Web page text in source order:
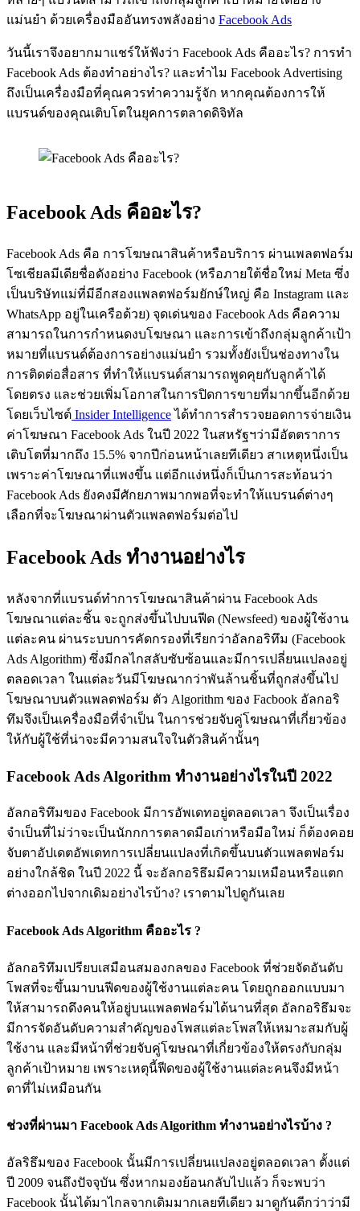
แม่นยำ ด้วยเครื่องมืออันทรงพลังอย่าง Facebook Ads
วันนี้เราจึงอยากมาแชร์ให้ฟังว่า Facebook Ads คืออะไร? การทำ
Facebook Ads ต้องทำอย่างไร? และทำไม Facebook Advertising
ถึงเป็นเครื่องมือที่คุณควรทำความรู้จัก หากคุณต้องการให้
แบรนด์ของคุณเติบโตในยุคการตลาดดิจิทัล
Facebook Ads คืออะไร?
Facebook Ads คือ การโฆษณาสินค้าหรือบริการ ผ่านเพลตฟอร์ม
โซเชียลมีเดียชื่อดังอย่าง Facebook (หรือภายใต้ชื่อใหม่ Meta ซึ่ง
เป็นบริษัทแม่ที่มีอีกสองแพลตฟอร์มยักษ์ใหญ่ คือ Instagram และ
WhatsApp อยู่ในเครือด้วย) จุดเด่นของ Facebook Ads คือความ
สามารถในการกำหนดงบโฆษณา และการเข้าถึงกลุ่มลูกค้าเป้า
หมายที่แบรนด์ต้องการอย่างแม่นยำ รวมทั้งยังเป็นช่องทางใน
การติดต่อสื่อสาร ที่ทำให้แบรนด์สามารถพูดคุยกับลูกค้าได้
โดยตรง และช่วยเพิ่มโอกาสในการปิดการขายที่มากขึ้นอีกด้วย
โดยเว็บไซต์ Insider Intelligenceได้ทำการสำรวจยอดการจ่ายเงิน
ค่าโฆษณา Facebook Ads ในปี 2022 ในสหรัฐฯว่ามีอัตตราการ
เติบโตที่มากถึง 15.5% จากปีก่อนหน้าเลยทีเดียว สาเหตุหนึ่งเป็น
เพราะค่าโฆษณาที่แพงขึ้น แต่อีกแง่หนึ่งก็เป็นการสะท้อนว่า
Facebook Ads ยังคงมีศักยภาพมากพอที่จะทำให้แบรนด์ต่างๆ
เลือกที่จะโฆษณาผ่านตัวแพลตฟอร์มต่อไป
Facebook Ads ทำงานอย่างไร
หลังจากที่แบรนด์ทำการโฆษณาสินค้าผ่าน Facebook Ads
โฆษณาแต่ละชิ้น จะถูกส่งขึ้นไปบนฟีด (Newsfeed) ของผู้ใช้งาน
แต่ละคน ผ่านระบบการคัดกรองที่เรียกว่าอัลกอริทึม (Facebook
Ads Algorithm) ซึ่งมีกลไกสลับซับซ้อนและมีการเปลี่ยนแปลงอยู่
ตลอดเวลา ในแต่ละวันมีโฆษณากว่าพันล้านชิ้นที่ถูกส่งขึ้นไป
โฆษณาบนตัวแพลตฟอร์ม ตัว Algorithm ของ Facbook อัลกอริ
ทึมจึงเป็นเครื่องมือที่จำเป็น ในการช่วยจับคู่โฆษณาที่เกี่ยวข้อง
ให้กับผู้ใช้ที่น่าจะมีความสนใจในตัวสินค้านั้นๆ
Facebook Ads Algorithm ทำงานอย่างไรในปี 2022
อัลกอริทึมของ Facebook มีการอัพเดทอยู่ตลอดเวลา จึงเป็นเรื่อง
จำเป็นที่ไม่ว่าจะเป็นนักกการตลาดมือเก่าหรือมือใหม่ ก็ต้องคอย
จับตาอัปเดตอัพเดทการเปลี่ยนแปลงที่เกิดขึ้นบนตัวแพลตฟอร์ม
อย่างใกล้ชิด ในปี 2022 นี้ จะอัลกอริธึมมีความเหมือนหรือแตก
ต่างออกไปจากเดิมอย่างไรบ้าง? เราตามไปดูกันเลย
Facebook Ads Algorithm คืออะไร ?
อัลกอริทึมเปรียบเสมือนสมองกลของ Facebook ที่ช่วยจัดอันดับ
โพสที่จะขึ้นมาบนฟีดของผู้ใช้งานแต่ละคน โดยถูกออกแบบมา
ให้สามารถดึงคนให้อยู่บนแพลตฟอร์มได้นานที่สุด อัลกอริธึมจะ
มีการจัดอันดับความสำคัญของโพสแต่ละโพสให้เหมาะสมกับผู้
ใช้งาน และมีหน้าที่ช่วยจับคู่โฆษณาที่เกี่ยวข้องให้ตรงกับกลุ่ม
ลูกค้าเป้าหมาย เพราะเหตุนี้ฟีดของผู้ใช้งานแต่ละคนจึงมีหน้า
ตาที่ไม่เหมือนกัน
ช่วงที่ผ่านมา Facebook Ads Algorithm ทำงานอย่างไรบ้าง ?
อัลริธึมของ Facebook นั้นมีการเปลี่ยนแปลงอยู่ตลอดเวลา ตั้งแต่
ปี 2009 จนถึงปัจจุบัน ซึ่งหากมองย้อนกลับไปแล้ว ก็จะพบว่า
Facebook นั้นได้มาไกลจากเดิมมากเลยทีเดียว มาดูกันดีกว่าว่ามี